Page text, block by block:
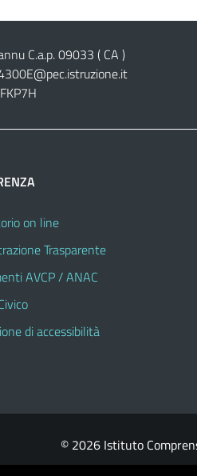
C.a.p. 09033 ( CA )
on line
Trasparente
AVCP / ANAC
di accessibilità
© 2026 Istituto